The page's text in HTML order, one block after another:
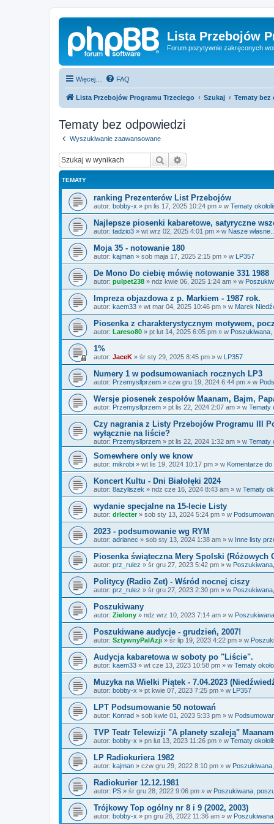
Lista Przebojów
Forum pozytywnie zakręconych
Więcej… FAQ
Lista Przebojów Programu Trzeciego Szukaj Tematy
Tematy bez odpowiedzi
Wyszukiwanie zaawansowane
Szukaj
TEMATY
ranking Prezenterów List Przebojów
autor: bobby-x » pn lis 17, 2025 10:24 pm » w Tematy
Najlepsze piosenki kabaretowe, satyryczne
autor: tadzio3 » wt wrz 02, 2025 4:01 pm » w Nasze
Moja 35 - notowanie 180
autor: kajman » sob maja 17, 2025 2:15 pm » w LP357
De Mono Do ciebię mówię notowanie 331 1988
autor: pulpet238 » ndz kwie 06, 2025 1:24 am » w
Impreza objazdowa z p. Markiem - 1987 rok.
autor: kaem33 » wt mar 04, 2025 10:46 pm » w Marek
Piosenka z charakterystycznym motywem,
autor: Lareso80 » pt lut 14, 2025 6:05 pm » w
1%
autor: JaceK » śr sty 29, 2025 8:45 pm » w LP357
Numery 1 w podsumowaniach rocznych LP3
autor: Przemysllprzem » czw gru 19, 2024 6:44 pm » w
Wersje piosenek zespołów Maanam, Bajm,
autor: Przemysllprzem » pt lis 22, 2024 2:07 am » w Tematy
Czy nagrania z Listy Przebojów Programu III
wyłącznie na liście?
autor: Przemysllprzem » pt lis 22, 2024 1:32 am » w Tematy
Somewhere only we know
autor: mikrobi » wt lis 19, 2024 10:17 pm » w Komentarze
Koncert Kultu - Dni Białołęki 2024
autor: 8azyliszek » ndz cze 16, 2024 8:43 am » w Tematy
wydanie specjalne na 15-lecie Listy
autor: drlecter» sob sty 13, 2024 5:24 pm » w
2023 - podsumowanie wg RYM
autor: adrianec » sob sty 13, 2024 1:38 am » w Inne listy
Piosenka świąteczna Mery Spolski (Różowych
autor: prz_rulez » śr gru 27, 2023 5:42 pm » w
Politycy (Radio Zet) - Wśród nocnej ciszy
autor: prz_rulez » śr gru 27, 2023 2:30 pm » w
Poszukiwany
autor: Zielony » ndz wrz 10, 2023 7:14 am » w
Poszukiwane audycje - grudzień, 2007!
autor: SztywnyPalAzji » śr lip 19, 2023 4:22 pm » w
Audycja kabaretowa w soboty po "Liście".
autor: kaem33 » wt cze 13, 2023 10:58 pm » w Tematy
Muzyka na Wielki Piątek - 7.04.2023
autor: bobby-x » pt kwie 07, 2023 7:25 pm » w LP357
LPT Podsumowanie 50 notowań
autor: Konrad » sob kwie 01, 2023 5:33 pm » w
TVP Teatr Telewizji "A planety szaleją" Maanam
autor: bobby-x » pn lut 13, 2023 11:26 pm » w Tematy
LP Radiokuriera 1982
autor: kajman » czw gru 29, 2022 8:10 pm » w
Radiokurier 12.12.1981
autor: PS » śr gru 28, 2022 9:06 pm » w Poszukiwana,
Trójkowy Top ogólny nr 8 i 9 (2002, 2003)
autor: bobby-x » pn gru 26, 2022 11:36 am » w